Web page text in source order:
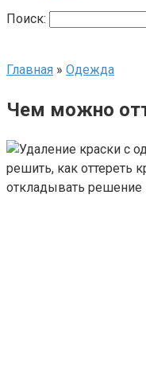
Поиск:
Главная » Одежда
Чем можно
решить, как оттереть
откладывать решение